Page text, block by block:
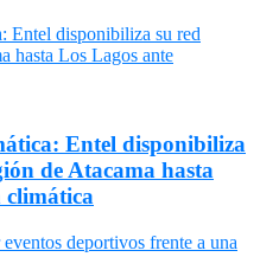
Entel disponibiliza
de Atacama hasta
climática